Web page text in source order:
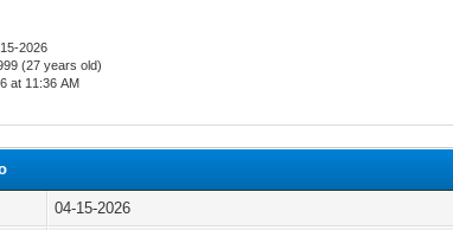
2026
(27 years old)
at 11:36 AM
04-15-2026